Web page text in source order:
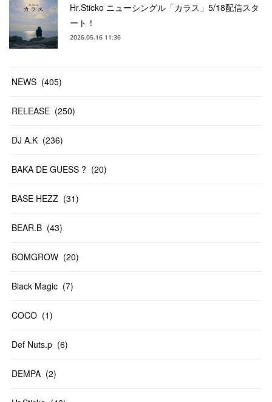
Hr.Sticko ニューシングル「カラス」5/18配信スタ
ート！
2026.05.16 11:36
NEWS (405)
RELEASE (250)
DJ A.K (236)
BAKA DE GUESS ? (20)
BASE HEZZ (31)
BEAR.B (43)
BOMGROW (20)
Black Magic (7)
COCO (1)
Def Nuts.p (6)
DEMPA (2)